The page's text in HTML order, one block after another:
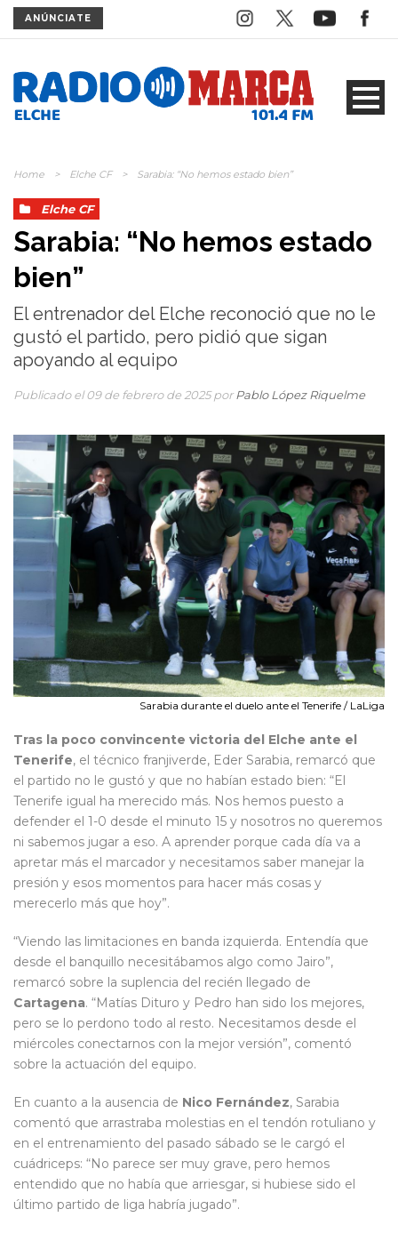
ANÚNCIATE
Home > Elche CF > Sarabia: “No hemos estado bien”
Elche CF
Sarabia: “No hemos estado
bien”
El entrenador del Elche reconoció que no le
gustó el partido, pero pidió que sigan
apoyando al equipo
Publicado el 09 de febrero de 2025 por Pablo López Riquelme
Sarabia durante el duelo ante el Tenerife / LaLiga
Tras la poco convincente victoria del Elche ante el
Tenerife, el técnico franjiverde, Eder Sarabia, remarcó que
el partido no le gustó y que no habían estado bien: “El
Tenerife igual ha merecido más. Nos hemos puesto a
defender el 1-0 desde el minuto 15 y nosotros no queremos
ni sabemos jugar a eso. A aprender porque cada día va a
apretar más el marcador y necesitamos saber manejar la
presión y esos momentos para hacer más cosas y
merecerlo más que hoy”.
“Viendo las limitaciones en banda izquierda. Entendía que
desde el banquillo necesitábamos algo como Jairo”,
remarcó sobre la suplencia del recién llegado de
Cartagena. “Matías Dituro y Pedro han sido los mejores,
pero se lo perdono todo al resto. Necesitamos desde el
miércoles conectarnos con la mejor versión”, comentó
sobre la actuación del equipo.
En cuanto a la ausencia de Nico Fernández, Sarabia
comentó que arrastraba molestias en el tendón rotuliano y
en el entrenamiento del pasado sábado se le cargó el
cuádriceps: “No parece ser muy grave, pero hemos
entendido que no había que arriesgar, si hubiese sido el
último partido de liga habría jugado”.